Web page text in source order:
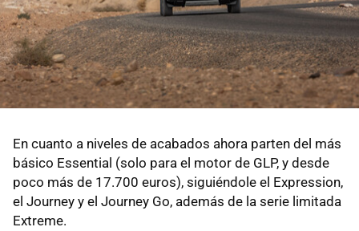
En cuanto a niveles de acabados ahora parten del más
básico Essential (solo para el motor de GLP, y desde
poco más de 17.700 euros), siguiéndole el Expression,
el Journey y el Journey Go, además de la serie limitada
Extreme.